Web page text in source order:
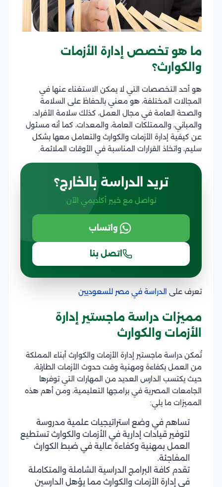
ما هو تخصص إدارة الأزمات
والكوارث؟
هو أحد التخصصات التي لا يمكن الاستغناء عنها في
المجالات المختلفة، هو معني بالحفاظ على السلامة
والصحة العامة في مجال العمل، كذلك سلامة الأفراد،
والمباني، والممتلكات العامة، والمعدات، كما أنه مسئول
عن كيفية إدارة الأزمات والكوارث والتعامل معها بشكل
سليم، واتخاذ القرارات المناسبة في الأوقات الملائمة.
تريد الدراسة بالخارج؟
تواصل مع خبير أكاديمي الآن
واتساب
اتصل بنا
تعرف على الدراسة في مصر للسعوديين
مميزات دراسة ماجستير إدارة
الأزمات والكوارث
تُمكن دراسة ماجستير إدارة الأزمات والكوارث أبناء المملكة
من العمل بكفاءة ومهنية وقت حدوث الأزمات الطارئة،
حيث يكتسب الدارس العديد من المهارات التي توفرها
الجامعات المصرية في برامجها التعليمية، ومن أهم هذه
المميزات ما يلي:
تساهم في وضع استراتيجيات علمية مدروسة
لتوفير قيادات إدارية في الأزمات والكوارث تستطيع
العمل بمهنية وكفاءة عالية في ضبط الكوارث
المفاجئة.
تقدم كافة البرامج الدراسية الشاملة والمتكاملة
في إدارة الأزمات والكوارث مما يؤهل الدارسين